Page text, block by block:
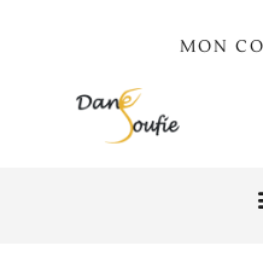
MON